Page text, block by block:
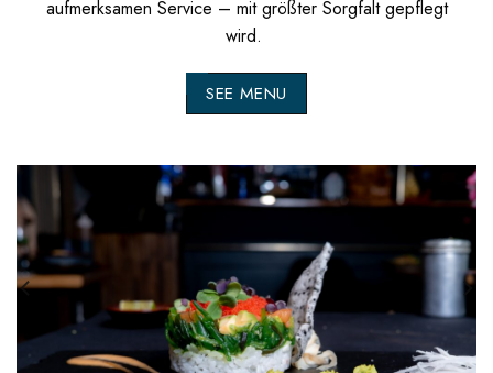
aufmerksamen Service – mit größter Sorgfalt gepflegt
wird.
SEE MENU